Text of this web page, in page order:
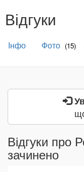
Ви
єВідгуки
Первинні
Інфо Фото (15)
Відгуки про
зачинено